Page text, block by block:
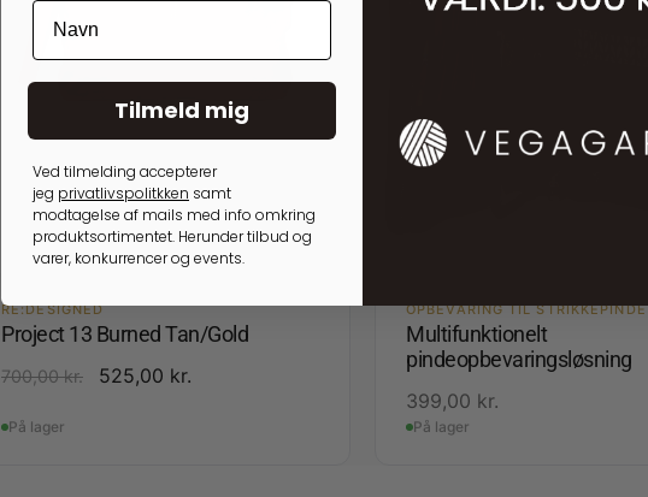
RE:DESIGNED
Project 13 Burned Tan/Gold
700,00kr. 525,00 kr.
På lager
OPBEVARING TIL STRIKKEPINDE
Multifunktionelt
pindeopbevaringsløsning
399,00 kr.
På lager
Tilmeld mig
Ved tilmelding accepterer
jeg privatlivspolitkken samt
modtagelse af mails med info omkring
produktsortimentet. Herunder tilbud og
varer, konkurrencer og events.